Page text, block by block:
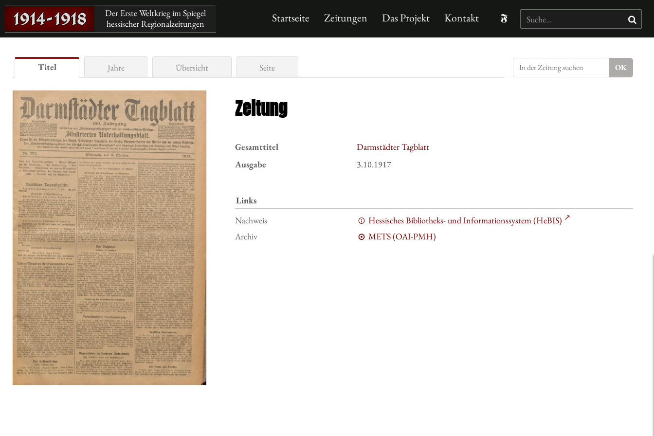
Der Erste Weltkrieg im Spiegel
hessischer Regionalzeitungen
Startseite Zeitungen Das Projekt Kontakt
Titel Jahre Übersicht Seite
Zeitung
Gesamttitel
Darmstädter Tagblatt
Ausgabe
3.10.1917
Links
Nachweis
Hessisches Bibliotheks- und Informationssystem (HeBIS)
Archiv
METS (OAI-PMH)